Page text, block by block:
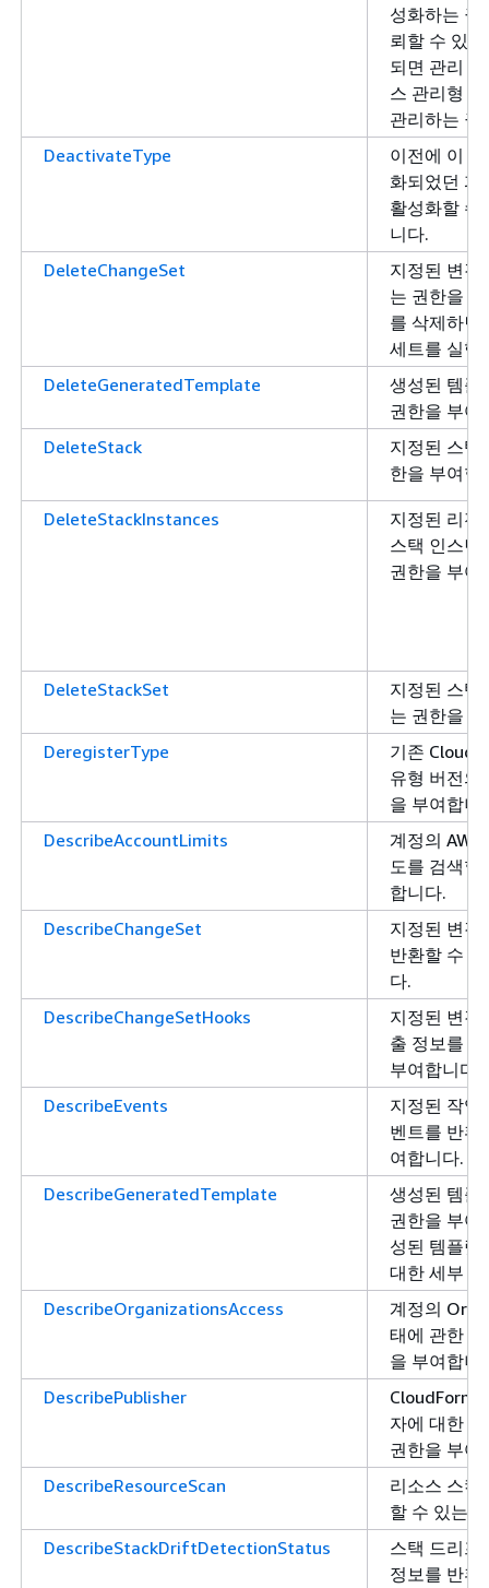
성화하는 권
뢰할 수 있
되면 관리
스 관리형
관리하는 권
DeactivateType
이전에 이
화되었던 퍼
활성화할 수
니다.
DeleteChangeSet
지정된 변경
는 권한을
를 삭제하면
세트를 실행
DeleteGeneratedTemplate
생성된 템플
권한을 부여
DeleteStack
지정된 스택
한을 부여합
DeleteStackInstances
지정된 리전
스택 인스턴
권한을 부여
DeleteStackSet
지정된 스택
는 권한을
DeregisterType
기존
유형 버전의
을 부여합니
DescribeAccountLimits
계정의
도를 검색할
합니다.
DescribeChangeSet
지정된 변경
반환할 수
다.
DescribeChangeSetHooks
지정된 변경
출 정보를
부여합니다.
DescribeEvents
지정된 작업
벤트를 반환
여합니다.
DescribeGeneratedTemplate
생성된 템플
권한을 부여
성된 템플릿
대한 세부
DescribeOrganizationsAccess
계정의
태에 관한
을 부여합니
DescribePublisher
자에 대한
권한을 부여
DescribeResourceScan
리소스 스캔
할 수 있는
DescribeStackDriftDetectionStatus
스택 드리프
정보를 반환